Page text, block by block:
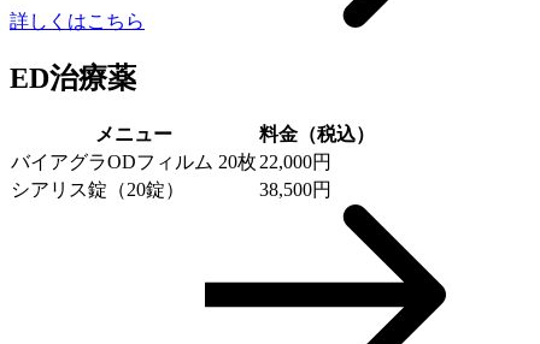
詳しくはこちら
ED治療薬
メニュー
料金（税込）
バイアグラODフィルム 20枚 22,000円
シアリス錠（20錠）
38,500円